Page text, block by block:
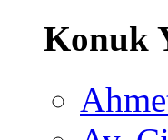
Konuk